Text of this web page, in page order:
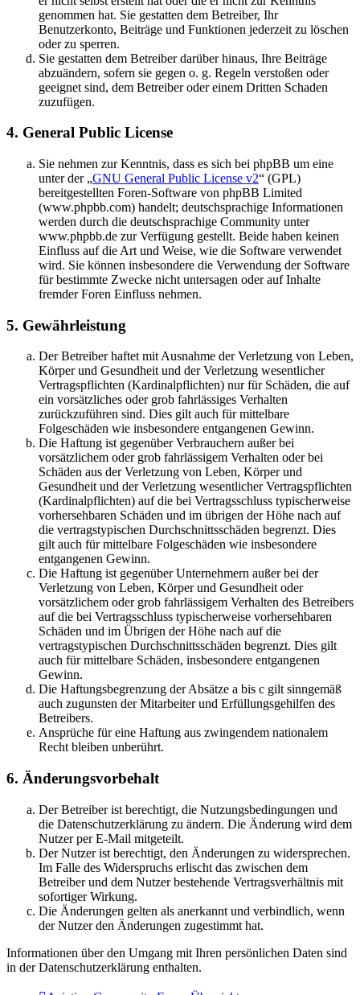
genommen hat. Sie gestatten dem Betreiber, Ihr
Benutzerkonto, Beiträge und Funktionen jederzeit zu löschen
oder zu sperren.
Sie gestatten dem Betreiber darüber hinaus, Ihre Beiträge
abzuändern, sofern sie gegen o. g. Regeln verstoßen oder
geeignet sind, dem Betreiber oder einem Dritten Schaden
zuzufügen.
4. General Public License
Sie nehmen zur Kenntnis, dass es sich bei phpBB um eine
unter der „GNU General Public License v2“ (GPL)
bereitgestellten Foren-Software von phpBB Limited
(www.phpbb.com) handelt; deutschsprachige Informationen
werden durch die deutschsprachige Community unter
www.phpbb.de zur Verfügung gestellt. Beide haben keinen
Einfluss auf die Art und Weise, wie die Software verwendet
wird. Sie können insbesondere die Verwendung der Software
für bestimmte Zwecke nicht untersagen oder auf Inhalte
fremder Foren Einfluss nehmen.
5. Gewährleistung
Der Betreiber haftet mit Ausnahme der Verletzung von Leben,
Körper und Gesundheit und der Verletzung wesentlicher
Vertragspflichten (Kardinalpflichten) nur für Schäden, die auf
ein vorsätzliches oder grob fahrlässiges Verhalten
zurückzuführen sind. Dies gilt auch für mittelbare
Folgeschäden wie insbesondere entgangenen Gewinn.
Die Haftung ist gegenüber Verbrauchern außer bei
vorsätzlichem oder grob fahrlässigem Verhalten oder bei
Schäden aus der Verletzung von Leben, Körper und
Gesundheit und der Verletzung wesentlicher Vertragspflichten
(Kardinalpflichten) auf die bei Vertragsschluss typischerweise
vorhersehbaren Schäden und im übrigen der Höhe nach auf
die vertragstypischen Durchschnittsschäden begrenzt. Dies
gilt auch für mittelbare Folgeschäden wie insbesondere
entgangenen Gewinn.
Die Haftung ist gegenüber Unternehmern außer bei der
Verletzung von Leben, Körper und Gesundheit oder
vorsätzlichem oder grob fahrlässigem Verhalten des Betreibers
auf die bei Vertragsschluss typischerweise vorhersehbaren
Schäden und im Übrigen der Höhe nach auf die
vertragstypischen Durchschnittsschäden begrenzt. Dies gilt
auch für mittelbare Schäden, insbesondere entgangenen
Gewinn.
Die Haftungsbegrenzung der Absätze a bis c gilt sinngemäß
auch zugunsten der Mitarbeiter und Erfüllungsgehilfen des
Betreibers.
Ansprüche für eine Haftung aus zwingendem nationalem
Recht bleiben unberührt.
6. Änderungsvorbehalt
Der Betreiber ist berechtigt, die Nutzungsbedingungen und
die Datenschutzerklärung zu ändern. Die Änderung wird dem
Nutzer per E-Mail mitgeteilt.
Der Nutzer ist berechtigt, den Änderungen zu widersprechen.
Im Falle des Widerspruchs erlischt das zwischen dem
Betreiber und dem Nutzer bestehende Vertragsverhältnis mit
sofortiger Wirkung.
Die Änderungen gelten als anerkannt und verbindlich, wenn
der Nutzer den Änderungen zugestimmt hat.
Informationen über den Umgang mit Ihren persönlichen Daten sind
in der Datenschutzerklärung enthalten.